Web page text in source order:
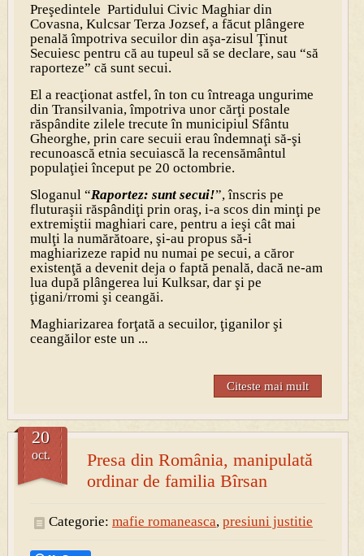
Preşedintele Partidului Civic Maghiar din
Covasna, Kulcsar Terza Jozsef, a făcut plângere
penală împotriva secuilor din aşa-zisul Ţinut
Secuiesc pentru că au tupeul să se declare, sau “să
raporteze” că sunt secui.
El a reacţionat astfel, în ton cu întreaga ungurime
din Transilvania, împotriva unor cărţi postale
răspândite zilele trecute în municipiul Sfântu
Gheorghe, prin care secuii erau îndemnaţi să-şi
recunoască etnia secuiască la recensământul
populaţiei început pe 20 octombrie.
Sloganul “Raportez: sunt secui!”, înscris pe
fluturaşii răspândiţi prin oraş, i-a scos din minţi pe
extremiştii maghiari care, pentru a ieşi cât mai
mulţi la numărătoare, şi-au propus să-i
maghiarizeze rapid nu numai pe secui, a căror
existenţă a devenit deja o faptă penală, dacă ne-am
lua după plângerea lui Kulksar, dar şi pe
ţigani/rromi şi ceangăi.
Maghiarizarea forţată a secuilor, ţiganilor şi
ceangăilor este un ...
Citeste mai mult
Presa din România, manipulată
ordinar de familia Bîrsan
20
oct.
Categorie: mafie romaneasca, presiuni justitie